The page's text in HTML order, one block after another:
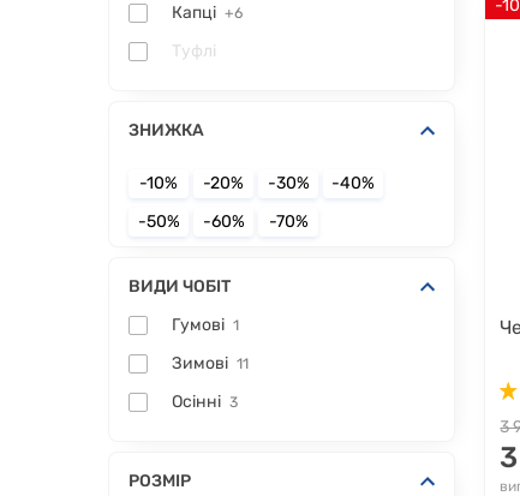
Капці +6
Туфлі
ЗНИЖКА
-10% -20% -30%
-40%
-50%
-60% -70%
ВИДИ ЧОБІТ
Гумові 1
Зимові 11
Осінні 3
РОЗМІР
-
3